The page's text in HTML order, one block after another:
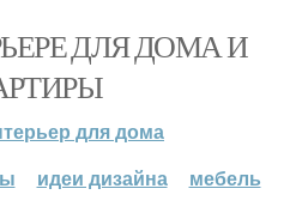
ДЛЯ ДОМА И
для дома
идеи дизайна мебель